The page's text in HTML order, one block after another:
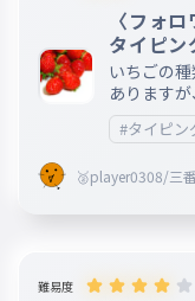
〈フォ
タイピン
いちごの
あります
ます。(情
権に引っ
kka/syun/
ey.io/
のひと さ
#タイピン
🥈player0308/三
難易度